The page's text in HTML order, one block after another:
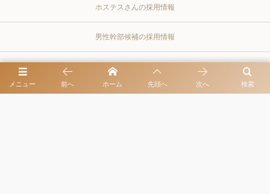
ホステスさんの採用情報
男性幹部候補の採用情報
プライバシーポリシー
同伴出勤・お客様とよく訪れるレストラン
メニュー 検索
前へ ホーム 先頭へ 次へ